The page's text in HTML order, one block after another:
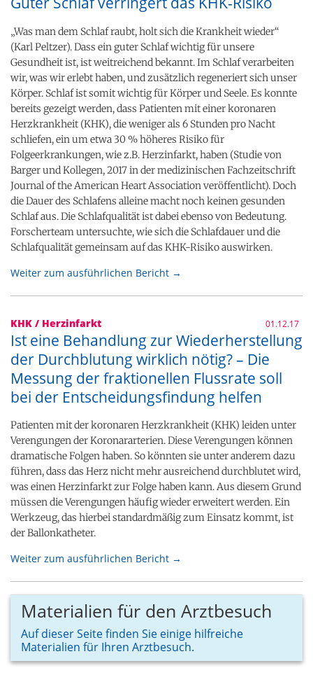
„Was man dem Schlaf raubt, holt sich die Krankheit wieder“
(Karl Peltzer). Dass ein guter Schlaf wichtig für unsere
Gesundheit ist, ist weitreichend bekannt. Im Schlaf verarbeiten
wir, was wir erlebt haben, und zusätzlich regeneriert sich unser
Körper. Schlaf ist somit wichtig für Körper und Seele. Es konnte
bereits gezeigt werden, dass Patienten mit einer koronaren
Herzkrankheit (KHK), die weniger als 6 Stunden pro Nacht
schliefen, ein um etwa 30 % höheres Risiko für
Folgeerkrankungen, wie z.B. Herzinfarkt, haben (Studie von
Barger und Kollegen, 2017 in der medizinischen Fachzeitschrift
Journal of the American Heart Association veröffentlicht). Doch
die Dauer des Schlafens alleine macht noch keinen gesunden
Schlaf aus. Die Schlafqualität ist dabei ebenso von Bedeutung.
Forscherteam untersuchte, wie sich die Schlafdauer und die
Schlafqualität gemeinsam auf das KHK-Risiko auswirken.
Weiter zum ausführlichen Bericht →
KHK / Herzinfarkt 01.12.17
Ist eine Behandlung zur Wiederherstellung
der Durchblutung wirklich nötig? – Die
Messung der fraktionellen Flussrate soll
bei der Entscheidungsfindung helfen
Patienten mit der koronaren Herzkrankheit (KHK) leiden unter
Verengungen der Koronararterien. Diese Verengungen können
dramatische Folgen haben. So könnten sie unter anderem dazu
führen, dass das Herz nicht mehr ausreichend durchblutet wird,
was einen Herzinfarkt zur Folge haben kann. Aus diesem Grund
müssen die Verengungen häufig wieder erweitert werden. Ein
Werkzeug, das hierbei standardmäßig zum Einsatz kommt, ist
der Ballonkatheter.
Weiter zum ausführlichen Bericht →
Materialien für den Arztbesuch
Auf dieser Seite finden Sie einige hilfreiche
Materialien für Ihren Arztbesuch.